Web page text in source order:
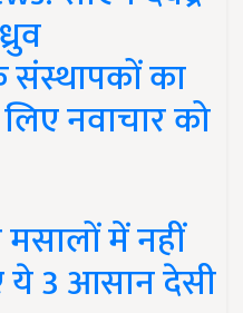
संस्थापकों का
नवाचार को
में नहीं
ये 3 आसान देसी